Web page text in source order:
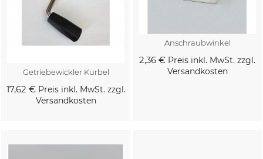
Getriebewickler Kurbel
17,62 €Preis inkl. MwSt. zzgl.
Versandkosten
Anschraubwinkel
2,36 € Preis inkl. MwSt. zzgl.
Versandkosten